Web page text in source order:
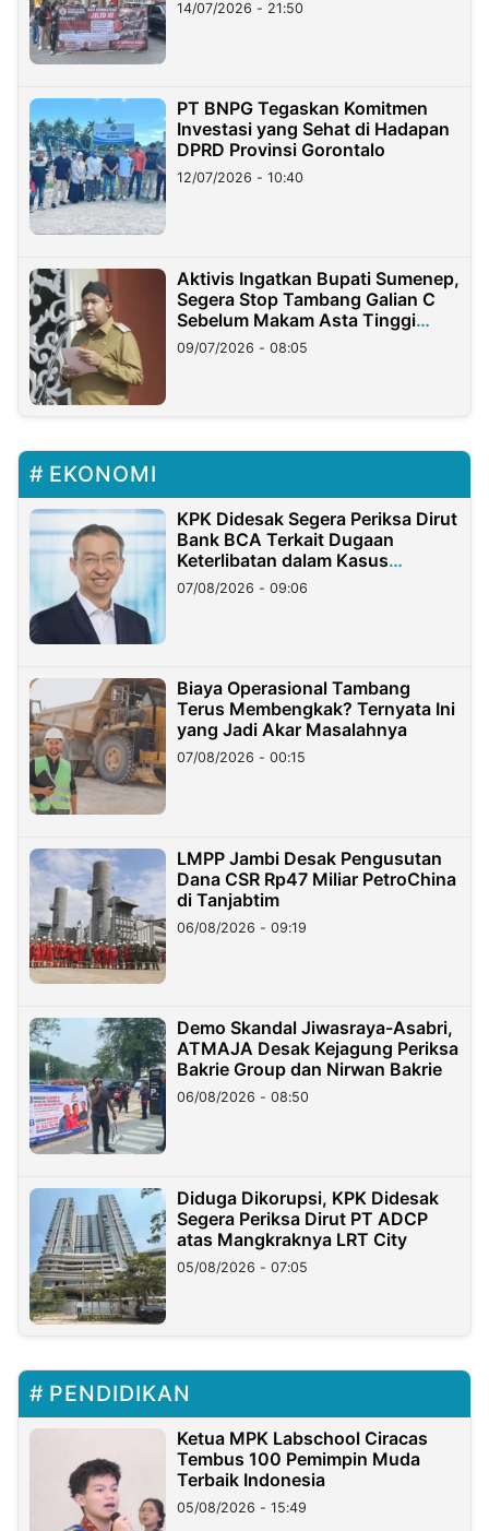
14/07/2026 - 21:50
PT BNPG Tegaskan Komitmen
Investasi yang Sehat di Hadapan
DPRD Provinsi Gorontalo
12/07/2026 - 10:40
Aktivis Ingatkan Bupati Sumenep,
Segera Stop Tambang Galian C
Sebelum Makam Asta Tinggi
Longsor
09/07/2026 - 08:05
EKONOMI
KPK Didesak Segera Periksa Dirut
Bank BCA Terkait Dugaan
Keterlibatan dalam Kasus
Hilangnya Dana Nasabah Rp2,58
Miliar
07/08/2026 - 09:06
Biaya Operasional Tambang
Terus Membengkak? Ternyata Ini
yang Jadi Akar Masalahnya
07/08/2026 - 00:15
LMPP Jambi Desak Pengusutan
Dana CSR Rp47 Miliar PetroChina
di Tanjabtim
06/08/2026 - 09:19
Demo Skandal Jiwasraya-Asabri,
ATMAJA Desak Kejagung Periksa
Bakrie Group dan Nirwan Bakrie
06/08/2026 - 08:50
Diduga Dikorupsi, KPK Didesak
Segera Periksa Dirut PT ADCP
atas Mangkraknya LRT City
05/08/2026 - 07:05
PENDIDIKAN
Ketua MPK Labschool Ciracas
Tembus 100 Pemimpin Muda
Terbaik Indonesia
05/08/2026 - 15:49